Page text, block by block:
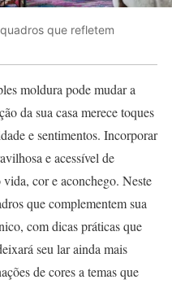
que refletem
moldura pode mudar a
da sua casa merece toques
e sentimentos. Incorporar
e acessível de
cor e aconchego. Neste
que complementem sua
com dicas práticas que
seu lar ainda mais
de cores a temas que